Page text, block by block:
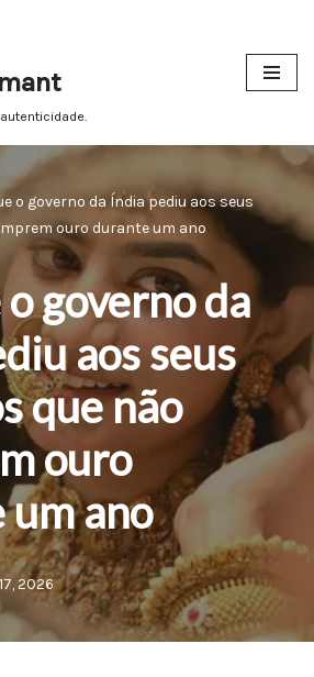
o governo da Índia pediu aos seus
ouro durante um ano
governo da
aos seus
que não
ouro
ano
2026